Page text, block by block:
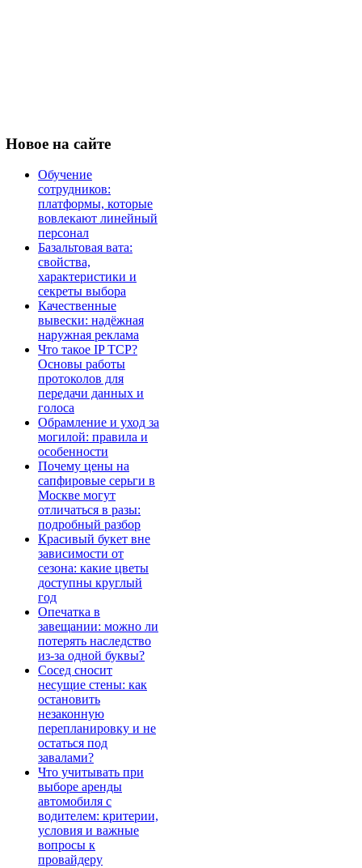
Новое на сайте
Обучение
сотрудников:
платформы, которые
вовлекают линейный
персонал
Базальтовая вата:
свойства,
характеристики и
секреты выбора
Качественные
вывески: надёжная
наружная реклама
Что такое IP TCP?
Основы работы
протоколов для
передачи данных и
голоса
Обрамление и уход за
могилой: правила и
особенности
Почему цены на
сапфировые серьги в
Москве могут
отличаться в разы:
подробный разбор
Красивый букет вне
зависимости от
сезона: какие цветы
доступны круглый
год
Опечатка в
завещании: можно ли
потерять наследство
из-за одной буквы?
Сосед сносит
несущие стены: как
остановить
незаконную
перепланировку и не
остаться под
завалами?
Что учитывать при
выборе аренды
автомобиля с
водителем: критерии,
условия и важные
вопросы к
провайдеру